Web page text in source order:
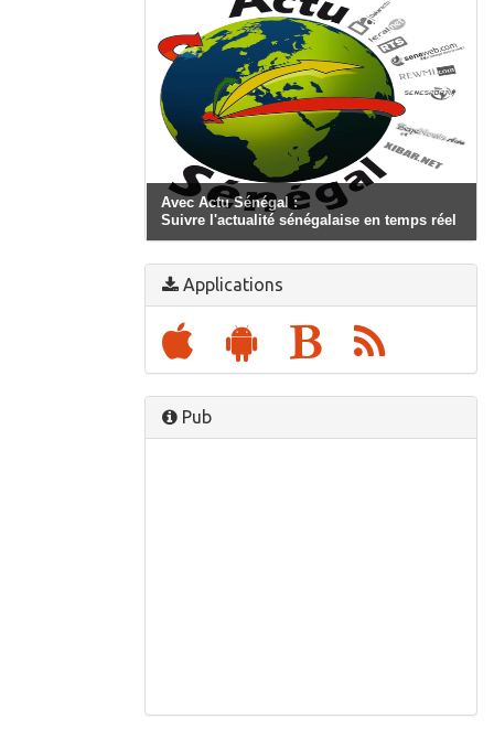
Avec Actu Sénégal :
Suivre l'actualité sénégalaise en temps réel
Applications
Pub